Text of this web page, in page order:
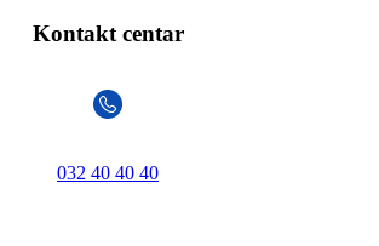
Kontakt centar
032 40 40 40